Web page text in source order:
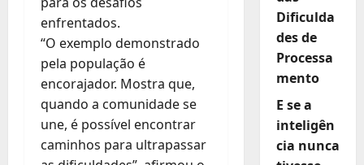
enfrentados.
“O exemplo demonstrado
pela população é
encorajador. Mostra que,
quando a comunidade se
une, é possível encontrar
caminhos para ultrapassar
Dificulda
des de
Processa
mento
E se a
inteligên
cia nunca